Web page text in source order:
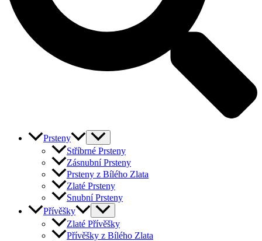
Prsteny
Stříbrné Prsteny
Zásnubní Prsteny
Prsteny z Bílého Zlata
Zlaté Prsteny
Snubní Prsteny
Přívěšky
Zlaté Přívěšky
Přívěšky z Bílého Zlata